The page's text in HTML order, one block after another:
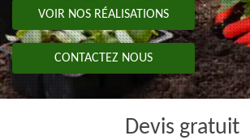
VOIR NOS RÉALISATIONS
CONTACTEZ NOUS
Devis gratuit